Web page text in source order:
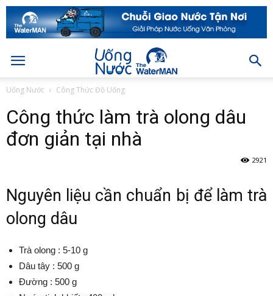
Uống Nước Công Thức Đồ Uống
Công thức làm trà olong dâu
đơn giản tại nhà
2921
Nguyên liệu cần chuẩn bị để làm trà
olong dâu
Trà olong : 5-10 g
Dâu tây : 500 g
Đường : 500 g